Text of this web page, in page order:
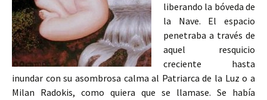
liberando la bóveda de
la Nave. El espacio
penetraba a través de
aquel resquicio
creciente hasta
inundar con su asombrosa calma al Patriarca de la Luz o a
Milan Radokis, como quiera que se llamase. Se había